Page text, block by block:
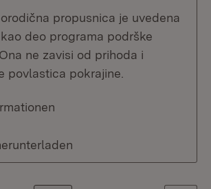
propusnica je uvedena
deo programa podrške
ne zavisi od prihoda i
povlastica pokrajine.